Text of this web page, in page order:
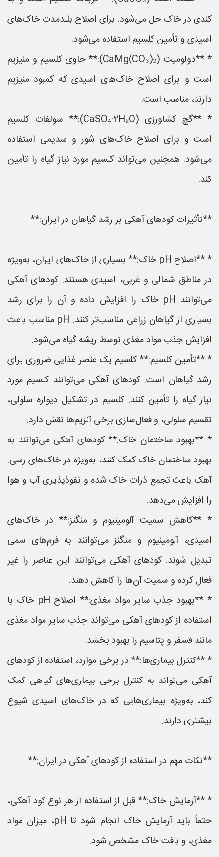
کندی در خاک حل می‌شود. برای اصلاح بلندمدت خاک‌های
اسیدی و تأمین کلسیم استفاده می‌شود.
* **دولومیت (CaMg(CO₃)₂):** حاوی کلسیم و منیزیم
است و برای اصلاح خاک‌های اسیدی که کمبود منیزیم
دارند، مناسب است.
* **گچ کشاورزی (CaSO₄·2H₂O):** سولفات کلسیم
است و برای اصلاح خاک‌های شور و سدیمی استفاده
می‌شود. همچنین می‌تواند کلسیم مورد نیاز گیاه را تأمین
کند.
**تأثیرات کودهای آهکی بر رشد گیاهان در ایران:**
* **اصلاح pH خاک:** بسیاری از خاک‌های ایران، به‌ویژه
در مناطق شمالی و غربی، اسیدی هستند. کودهای آهکی
می‌توانند pH خاک را افزایش داده و آن را برای رشد
بسیاری از گیاهان زراعی مناسب‌تر کنند. pH مناسب باعث
افزایش جذب مواد مغذی توسط ریشه گیاه می‌شود.
* **تأمین کلسیم:** کلسیم یک عنصر غذایی ضروری برای
رشد گیاهان است. کودهای آهکی می‌توانند کلسیم مورد
نیاز گیاه را تأمین کنند. کلسیم در تشکیل دیواره سلولی،
تقسیم سلولی، و فعال‌سازی برخی آنزیم‌ها نقش دارد.
* **بهبود ساختمان خاک:** کودهای آهکی می‌توانند به
بهبود ساختمان خاک کمک کنند، به‌ویژه در خاک‌های رسی.
آهک باعث تجمع ذرات خاک شده و نفوذپذیری آب و هوا
را افزایش می‌دهد.
* **کاهش سمیت آلومینیوم و منگنز:** در خاک‌های
اسیدی، آلومینیوم و منگنز می‌توانند به فرم‌های سمی
تبدیل شوند. کودهای آهکی می‌توانند این عناصر را غیر
فعال کرده و سمیت آن‌ها را کاهش دهند.
* **بهبود جذب سایر مواد مغذی:** اصلاح pH خاک با
استفاده از کودهای آهکی می‌تواند جذب سایر مواد مغذی
مانند فسفر و پتاسیم را بهبود بخشد.
* **کنترل بیماری‌ها:** در برخی موارد، استفاده از کودهای
آهکی می‌تواند به کنترل برخی بیماری‌های گیاهی کمک
کند، به‌ویژه بیماری‌هایی که در خاک‌های اسیدی شیوع
بیشتری دارند.
**نکات مهم در استفاده از کودهای آهکی در ایران:**
* **آزمایش خاک:** قبل از استفاده از هر نوع کود آهکی،
حتماً باید آزمایش خاک انجام شود تا pH، میزان مواد
مغذی، و بافت خاک مشخص شود.